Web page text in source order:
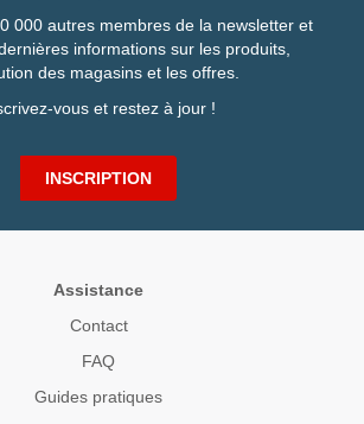
000 autres membres de la newsletter et
informations sur les produits,
des magasins et les offres.
vous et restez à jour !
INSCRIPTION
Assistance
Contact
FAQ
Guides pratiques